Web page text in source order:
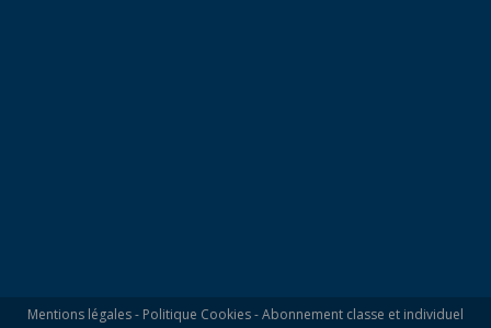
Mentions légales- Politique Cookies-Abonnement classe et individuel